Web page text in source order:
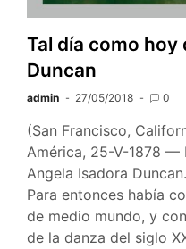
Tal día como hoy
Duncan
admin 27/05/2018 0
(San Francisco,
América, 25-V-1878 —
Angela Isadora
Para entonces había
de medio mundo, y
de la danza del siglo